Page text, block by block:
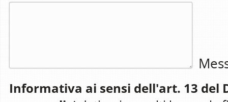
Informativa ai sensi dell'art. 13 del